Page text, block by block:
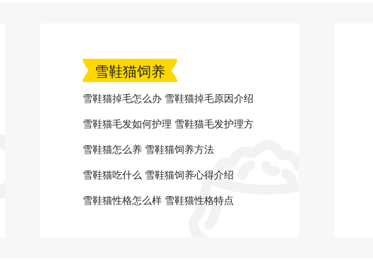
雪鞋猫饲养
雪鞋猫掉毛怎么办 雪鞋猫掉毛原因介绍
雪鞋猫毛发如何护理 雪鞋猫毛发护理方
法
雪鞋猫怎么养 雪鞋猫饲养方法
雪鞋猫吃什么 雪鞋猫饲养心得介绍
雪鞋猫性格怎么样 雪鞋猫性格特点